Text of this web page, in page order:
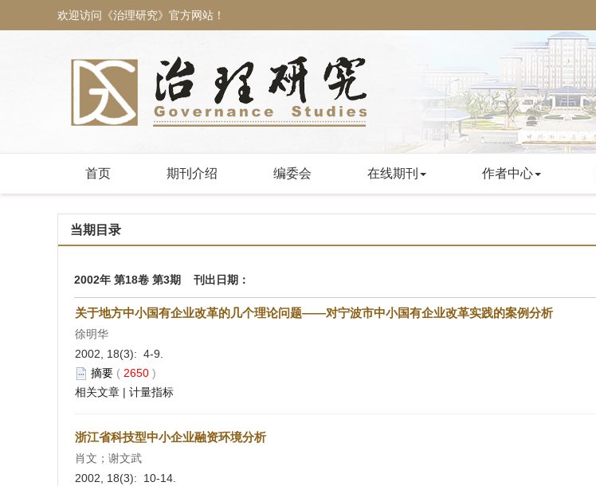
欢迎访问《治理研究》官方网站！
首页 期刊介绍 编委会 在线期刊 作者中心
当期目录
2002年 第18卷 第3期 刊出日期：
关于地方中小国有企业改革的几个理论问题——对宁波市中小国有企业改革实践的案例分析
徐明华
2002, 18(3): 4-9.
摘要 ( 2650 )
相关文章 | 计量指标
浙江省科技型中小企业融资环境分析
肖文；谢文武
2002, 18(3): 10-14.